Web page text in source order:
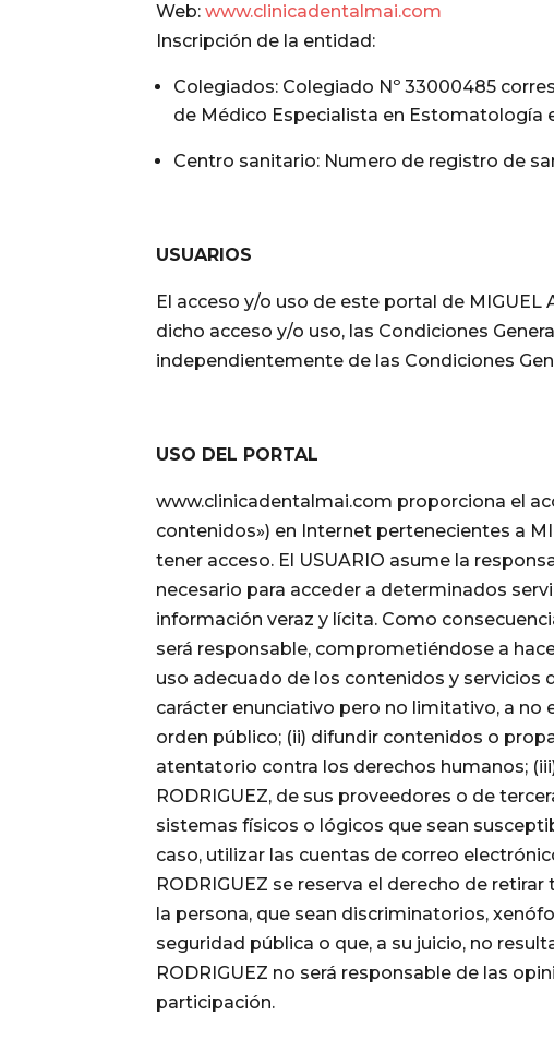
Web: www.clinicadentalmai.com
Inscripción de la entidad:
Colegiados: Colegiado Nº 33000485
de Médico Especialista en Estomatología
Centro sanitario: Numero de registro de
USUARIOS
El acceso y/o uso de este portal de MIGUEL
dicho acceso y/o uso, las Condiciones
independientemente de las Condiciones
USO DEL PORTAL
www.clinicadentalmai.com proporciona el
contenidos») en Internet pertenecientes a
tener acceso. El USUARIO asume la
necesario para acceder a determinados
información veraz y lícita. Como
será responsable, comprometiéndose a
uso adecuado de los contenidos y servicios
carácter enunciativo pero no limitativo, a no
orden público; (ii) difundir contenidos o
atentatorio contra los derechos humanos;
RODRIGUEZ, de sus proveedores o de
sistemas físicos o lógicos que sean
caso, utilizar las cuentas de correo
RODRIGUEZ se reserva el derecho de
la persona, que sean discriminatorios,
seguridad pública o que, a su juicio, no
RODRIGUEZ no será responsable de las
participación.